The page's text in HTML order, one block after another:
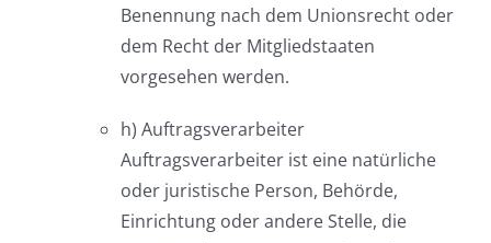
Benennung nach dem Unionsrecht oder
dem Recht der Mitgliedstaaten
vorgesehen werden.
h) Auftragsverarbeiter
Auftragsverarbeiter ist eine natürliche
oder juristische Person, Behörde,
Einrichtung oder andere Stelle, die